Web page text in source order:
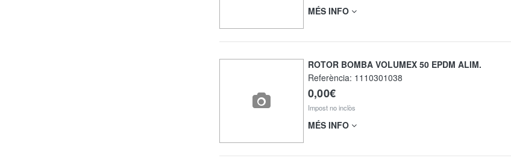
MÉS INFO
ROTOR BOMBA VOLUMEX 50 EPDM ALIM.
Referència: 1110301038
0,00€
Impost no inclòs
MÉS INFO